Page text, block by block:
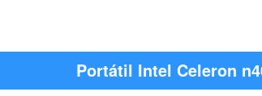
Portátil Intel Celeron